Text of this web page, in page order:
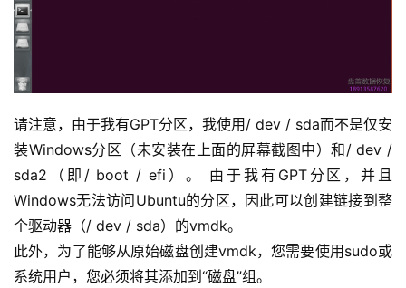
请注意，由于我有GPT分区，我使用/ dev / sda而不是仅安
装Windows分区（未安装在上面的屏幕截图中）和/ dev /
sda2（即/ boot / efi）。 由于我有GPT分区，并且
Windows无法访问Ubuntu的分区，因此可以创建链接到整
个驱动器（/ dev / sda）的vmdk。
此外，为了能够从原始磁盘创建vmdk，您需要使用sudo或
系统用户，您必须将其添加到“磁盘”组。